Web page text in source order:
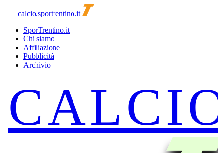
calcio.sportrentino.it
SporTrentino.it
Chi siamo
Affiliazione
Pubblicità
Archivio